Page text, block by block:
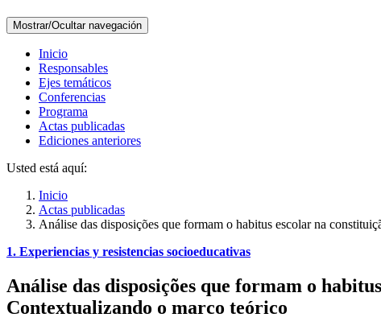
Mostrar/Ocultar navegación
Inicio
Responsables
Ejes temáticos
Conferencias
Programa
Actas publicadas
Ediciones anteriores
Usted está aquí:
Inicio
Actas publicadas
Análise das disposições que formam o habitus escolar na
1. Experiencias y resistencias socioeducativas
Análise das disposições que formam o
Contextualizando o marco teórico